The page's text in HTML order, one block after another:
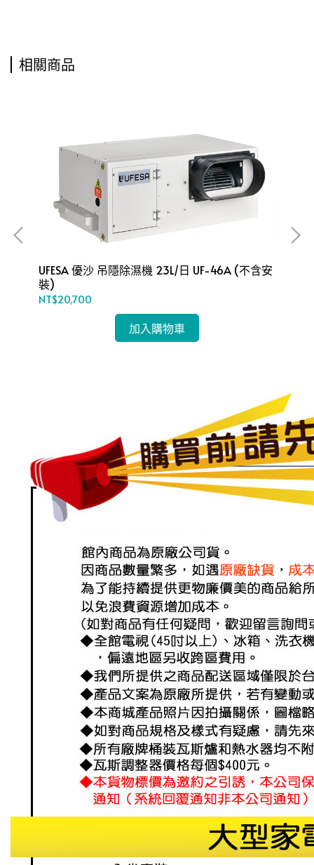
相關商品
UFESA 優沙 吊隱除濕機 23L/日 UF-46A (不含安
裝)
NT$20,700
加入購物車